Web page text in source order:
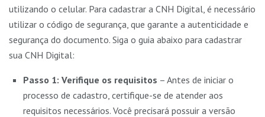
utilizando o celular. Para cadastrar a CNH Digital, é necessário
utilizar o código de segurança, que garante a autenticidade e
segurança do documento. Siga o guia abaixo para cadastrar
sua CNH Digital:
Passo 1: Verifique os requisitos – Antes de iniciar o
processo de cadastro, certifique-se de atender aos
requisitos necessários. Você precisará possuir a versão